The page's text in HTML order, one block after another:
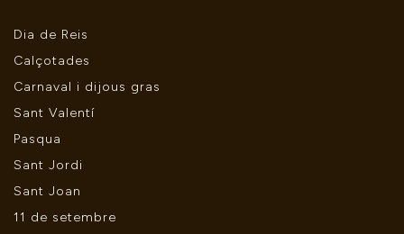
Dia de Reis
Calçotades
Carnaval i dijous gras
Sant Valentí
Pasqua
Sant Jordi
Sant Joan
11 de setembre